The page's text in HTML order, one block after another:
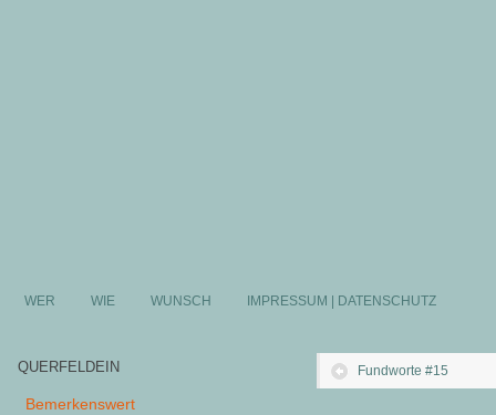
WER WIE WUNSCH IMPRESSUM | DATENSCHUTZ
Fundworte #15
QUERFELDEIN
Bemerkenswert